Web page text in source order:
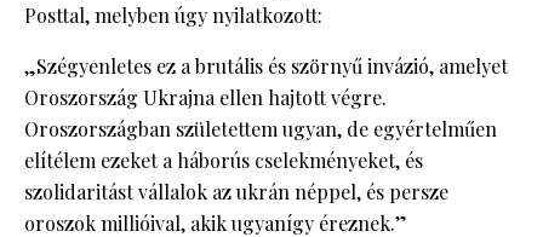
Posttal, melyben úgy nyilatkozott:
„Szégyenletes ez a brutális és szörnyű invázió, amelyet
Oroszország Ukrajna ellen hajtott végre.
Oroszországban születettem ugyan, de egyértelműen
elítélem ezeket a háborús cselekményeket, és
szolidaritást vállalok az ukrán néppel, és persze
oroszok millióival, akik ugyanígy éreznek.”